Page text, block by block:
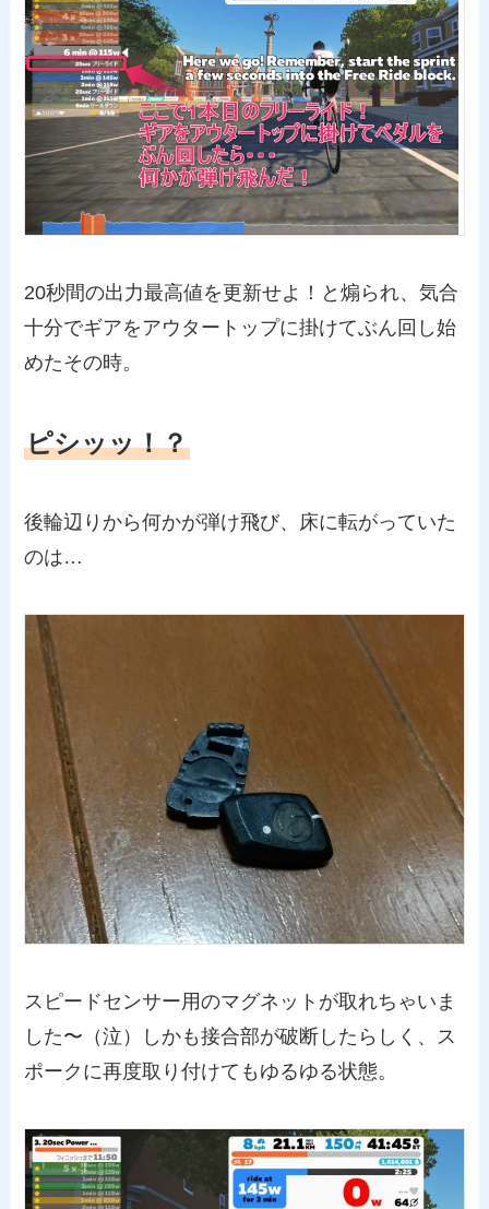
20秒間の出力最高値を更新せよ！と煽られ、気合
十分でギアをアウタートップに掛けてぶん回し始
めたその時。
ピシッッ！？
後輪辺りから何かが弾け飛び、床に転がっていた
のは…
スピードセンサー用のマグネットが取れちゃいま
した〜（泣）しかも接合部が破断したらしく、ス
ポークに再度取り付けてもゆるゆる状態。